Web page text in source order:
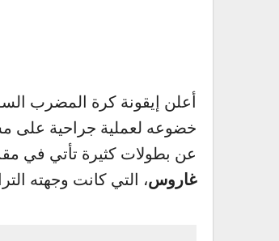
أعلن إيقونة كرة المضرب
خضوعه لعملية جراحية على
عن بطولات كثيرة تأتي في
غاروس، التي كانت وجهته